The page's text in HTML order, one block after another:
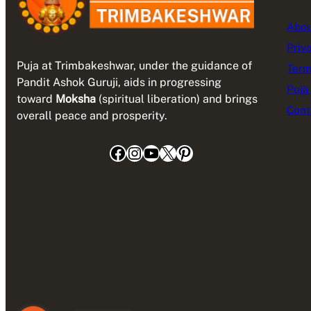
Puja at Trimbakeshwar, under the guidance of
Pandit Ashok Guruji, aids in progressing
toward Moksha (spiritual liberation) and brings
overall peace and prosperity.
Facebook InstagramYouTube X Pinterest